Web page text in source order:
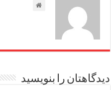
دیدگاهتان را بنویسید